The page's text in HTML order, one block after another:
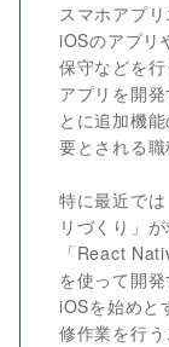
スマホアプ
iOSのアプリ
保守などを行
アプリを開
とに追加機
要とされる職
特に最近で
リづくり」
「React
を使って開発
iOSを始めと
修作業を行う